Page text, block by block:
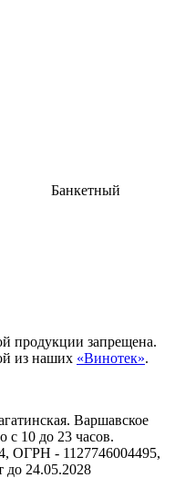
Банкетный
продукции запрещена.
из наших «Винотек».
Варшавское
с 10 до 23 часов.
- 1127746004495,
до 24.05.2028